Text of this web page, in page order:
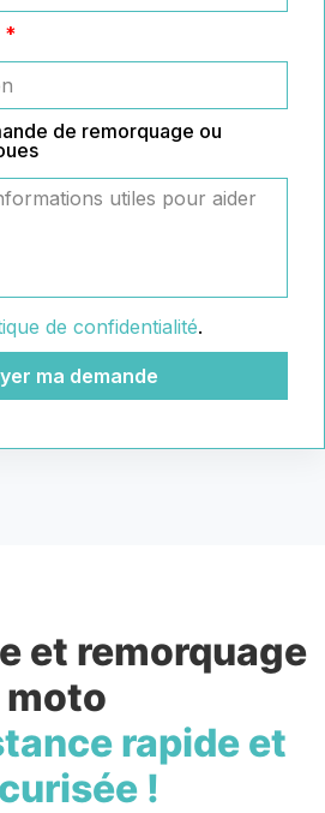
de remorquage ou
de confidentialité.
ma demande
et remorquage
moto
rapide et
!